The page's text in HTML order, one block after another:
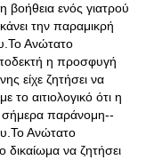
βοήθεια ενός γιατρού
την παραμικρή
Ανώτατο
η προσφυγή
είχε ζητήσει να
αιτιολογικό ότι η
σήμερα παράνομη--
Ανώτατο
δικαίωμα να ζητήσει